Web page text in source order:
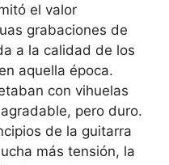
el valor
grabaciones de
a la calidad de los
aquella época.
con vihuelas
pero duro.
de la guitarra
más tensión, la